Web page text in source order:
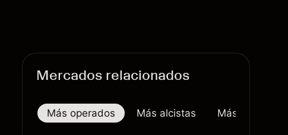
Mercados relacionados
Más operados Más alcistas Más bajistas